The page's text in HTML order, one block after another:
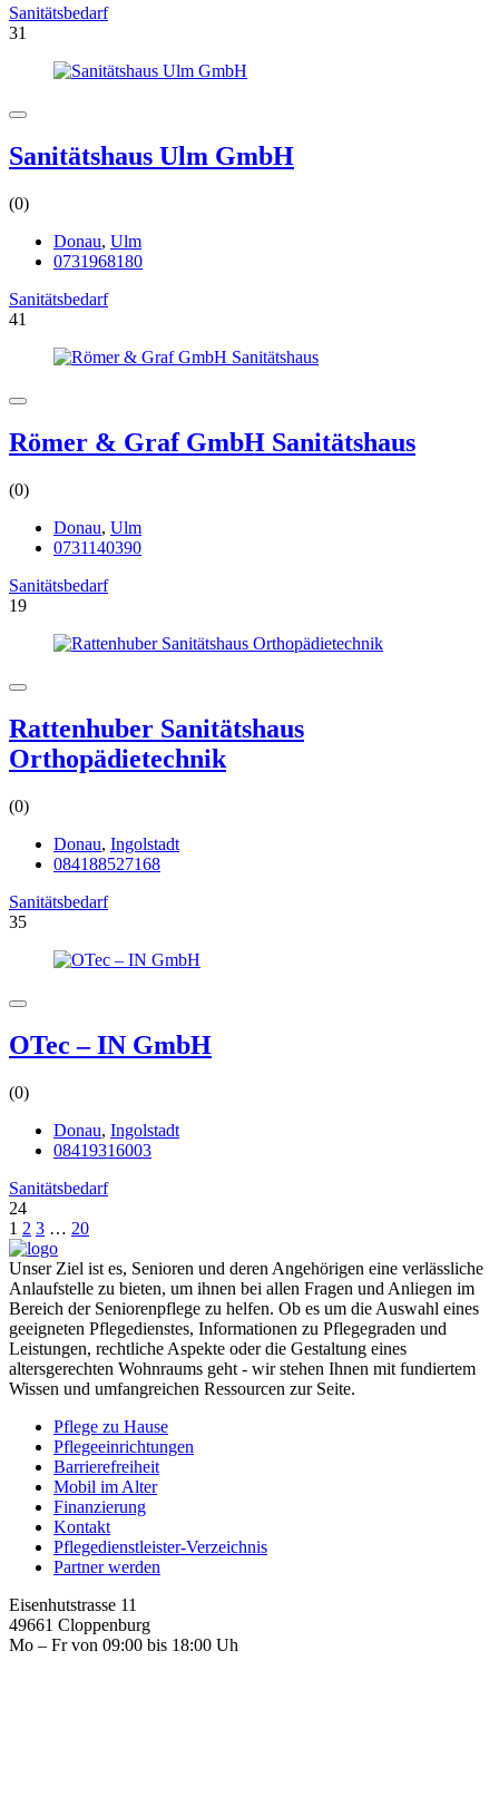
Sanitätsbedarf
31
Sanitätshaus Ulm GmbH
(0)
Donau, Ulm
0731968180
Sanitätsbedarf
41
Römer & Graf GmbH Sanitätshaus
(0)
Donau, Ulm
0731140390
Sanitätsbedarf
19
Rattenhuber Sanitätshaus
Orthopädietechnik
(0)
Donau, Ingolstadt
084188527168
Sanitätsbedarf
35
OTec – IN GmbH
(0)
Donau, Ingolstadt
08419316003
Sanitätsbedarf
24
1 2 3 … 20
Unser Ziel ist es, Senioren und deren Angehörigen eine verlässliche
Anlaufstelle zu bieten, um ihnen bei allen Fragen und Anliegen im
Bereich der Seniorenpflege zu helfen. Ob es um die Auswahl eines
geeigneten Pflegedienstes, Informationen zu Pflegegraden und
Leistungen, rechtliche Aspekte oder die Gestaltung eines
altersgerechten Wohnraums geht - wir stehen Ihnen mit fundiertem
Wissen und umfangreichen Ressourcen zur Seite.
Pflege zu Hause
Pflegeeinrichtungen
Barrierefreiheit
Mobil im Alter
Finanzierung
Kontakt
Pflegedienstleister-Verzeichnis
Partner werden
Eisenhutstrasse 11
49661 Cloppenburg
Mo – Fr von 09:00 bis 18:00 Uh